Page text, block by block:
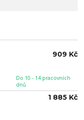
Do 10 - 14 pracovních
dnů
909 Kč
1 885 Kč